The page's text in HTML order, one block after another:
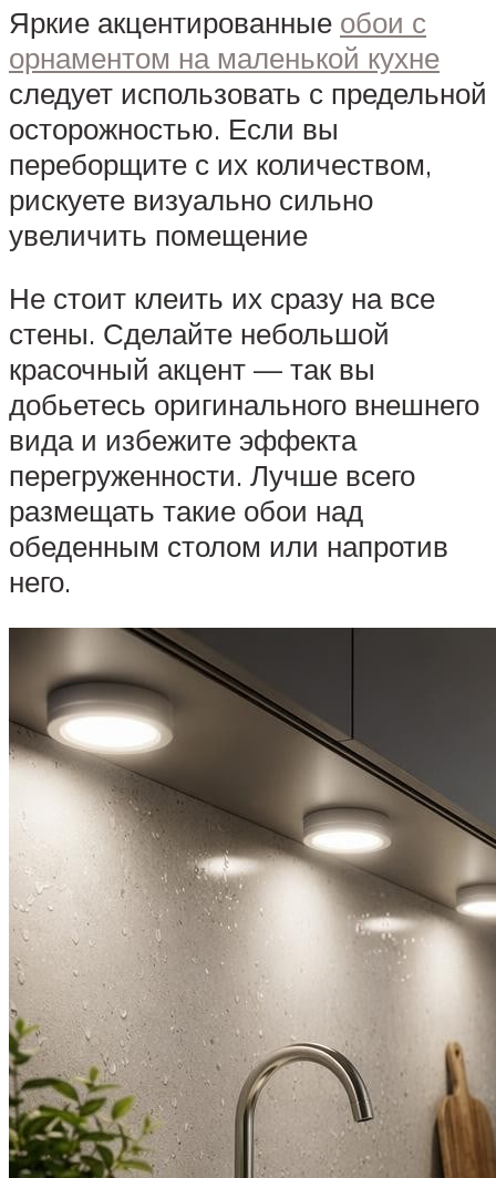
Яркие акцентированные обои с
орнаментом на маленькой кухне
следует использовать с предельной
осторожностью. Если вы
переборщите с их количеством,
рискуете визуально сильно
увеличить помещение
Не стоит клеить их сразу на все
стены. Сделайте небольшой
красочный акцент — так вы
добьетесь оригинального внешнего
вида и избежите эффекта
перегруженности. Лучше всего
размещать такие обои над
обеденным столом или напротив
него.